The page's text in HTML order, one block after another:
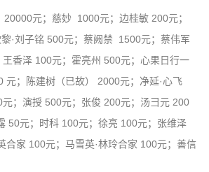
元；慈妙 1000元；边桂敏 200元；
·刘子铭 500元；蔡阙禁 1500元；蔡伟军
香泽 100元；霍亮州 500元；心果日行一
元；陈建树（已故） 2000元；净延·心飞
；演授 500元；张俊 200元；汤彐元 200
50元；时科 100元；徐亮 100元；张维泽
合家 100元；马雪英·林玲合家 100元；善信